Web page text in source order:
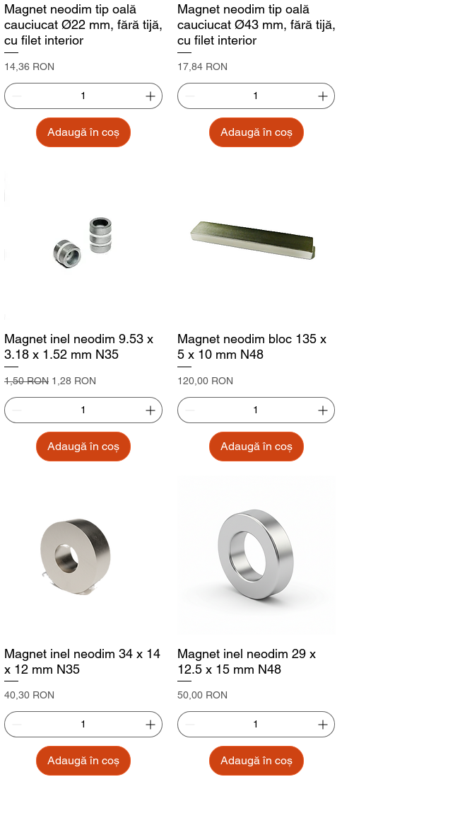
Magnet neodim tip oală
cauciucat Ø22 mm, fără tijă,
cu filet interior
Preț
14,36 RON
Adaugă în coș
Magnet neodim tip oală
cauciucat Ø43 mm, fără tijă,
cu filet interior
Preț
17,84 RON
Adaugă în coș
Magnet inel neodim 9.53 x
3.18 x 1.52 mm N35
Preț normal
1,50 RON Preț redus
1,28 RON
Adaugă în coș
Magnet neodim bloc 135 x
5 x 10 mm N48
Preț
120,00 RON
Adaugă în coș
Magnet inel neodim 34 x 14
x 12 mm N35
Preț
40,30 RON
Adaugă în coș
Magnet inel neodim 29 x
12.5 x 15 mm N48
Preț
50,00 RON
Adaugă în coș